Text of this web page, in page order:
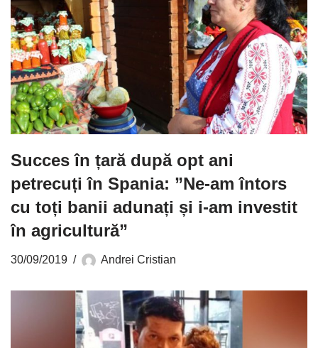
Succes în țară după opt ani
petrecuți în Spania: ”Ne-am întors
cu toți banii adunați și i-am investit
în agricultură”
30/09/2019 Andrei Cristian